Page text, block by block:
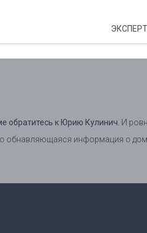
обратитесь к Юрию Кулинич. И
обнавляющаяся информация о